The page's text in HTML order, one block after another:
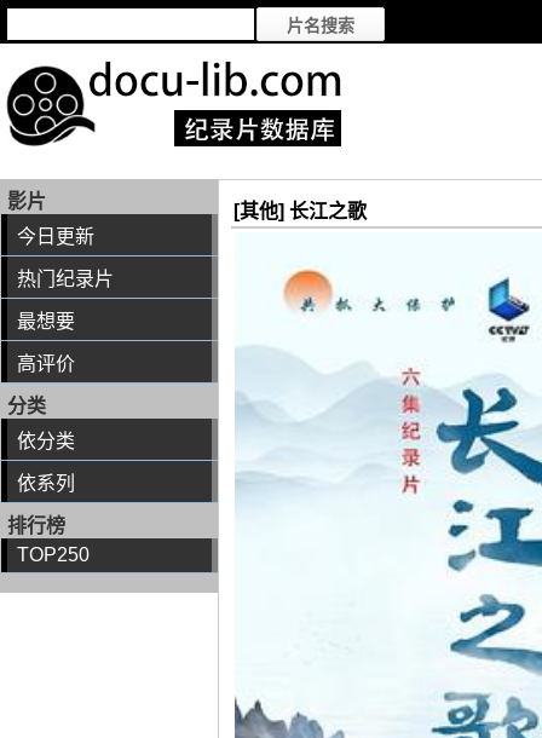
影片
今日更新
热门纪录片
最想要
高评价
分类
依分类
依系列
排行榜
TOP250
[其他] 长江之歌